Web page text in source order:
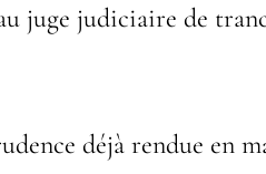
juge judiciaire de
déjà rendue en